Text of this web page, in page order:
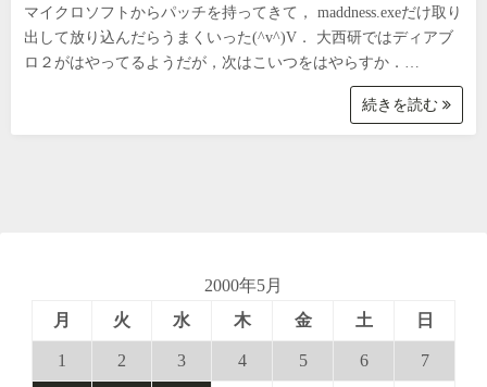
マイクロソフトからパッチを持ってきて， maddness.exeだけ取り
出して放り込んだらうまくいった(^v^)V． 大西研ではディアブ
ロ２がはやってるようだが，次はこいつをはやらすか．…
続きを読む
2000年5月
月
火 水 木 金 土 日
1 2 3 4 5 6 7